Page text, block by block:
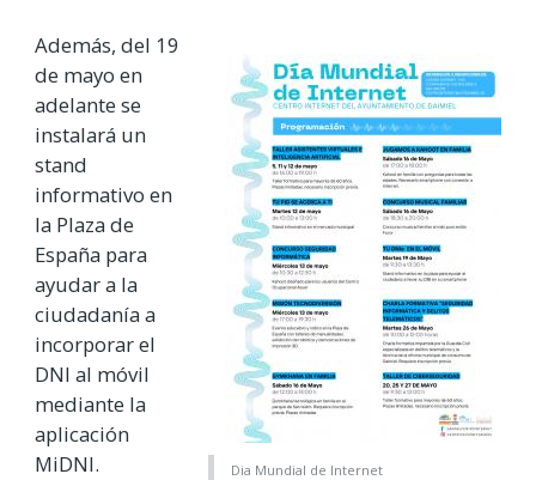
Dia Mundial de Internet
Además, del 19
de mayo en
adelante se
instalará un
stand
informativo en
la Plaza de
España para
ayudar a la
ciudadanía a
incorporar el
DNI al móvil
mediante la
aplicación
MiDNI.